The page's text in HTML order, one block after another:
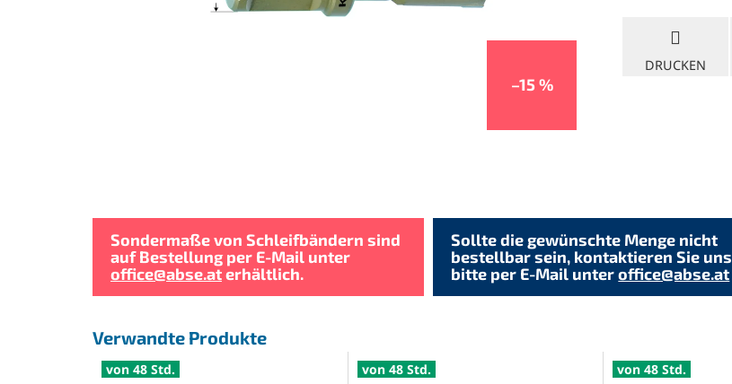
–15 %
DRUCKEN
Sondermaße von Schleifbändern sind
auf Bestellung per E-Mail unter
office@abse.aterhältlich.
Sollte die gewünschte Menge nicht
bestellbar sein, kontaktieren Sie uns
bitte per E-Mail unteroffice@abse.at
Verwandte Produkte
von 48 Std. von 48 Std. von 48 Std.